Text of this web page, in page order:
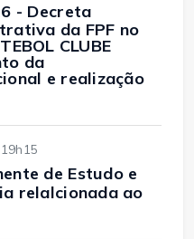
- Decreta
da FPF no
CLUBE
da
e realização
de Estudo e
relalcionada ao